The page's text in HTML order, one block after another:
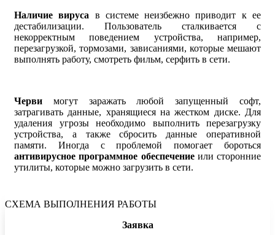
Наличие вируса в системе неизбежно приводит к ее
дестабилизации. Пользователь сталкивается с
некорректным поведением устройства, например,
перезагрузкой, тормозами, зависаниями, которые мешают
выполнять работу, смотреть фильм, серфить в сети.
Черви могут заражать любой запущенный софт,
затрагивать данные, хранящиеся на жестком диске. Для
удаления угрозы необходимо выполнить перезагрузку
устройства, а также сбросить данные оперативной
памяти. Иногда с проблемой помогает бороться
антивирусное программное обеспечениеили сторонние
утилиты, которые можно загрузить в сети.
СХЕМА ВЫПОЛНЕНИЯ РАБОТЫ
Заявка